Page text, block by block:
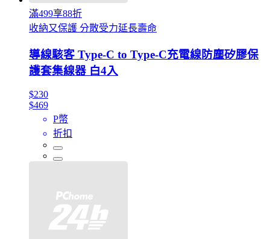
滿499享88折
收納又保護 分散受力延長壽命
導線駭客 Type-C to Type-C充電線防塵矽膠保
護套集線器 白4入
$230
$469
P幣
折扣